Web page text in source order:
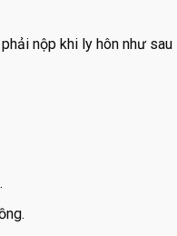
nộp khi ly hôn như sau